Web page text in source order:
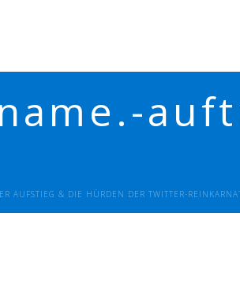
AUFSTIEG & DIE HÜRDEN DER TWITTER-